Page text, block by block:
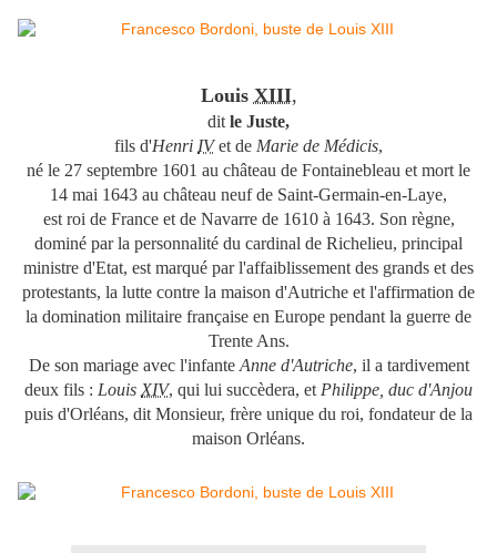
Louis XIII,
dit le Juste,
fils d'Henri IV et de Marie de Médicis,
né le 27 septembre 1601 au château de Fontainebleau et mort le
14 mai 1643 au château neuf de Saint-Germain-en-Laye,
est roi de France et de Navarre de 1610 à 1643. Son règne,
dominé par la personnalité du cardinal de Richelieu, principal
ministre d'Etat, est marqué par l'affaiblissement des grands et des
protestants, la lutte contre la maison d'Autriche et l'affirmation de
la domination militaire française en Europe pendant la guerre de
Trente Ans.
De son mariage avec l'infante Anne d'Autriche, il a tardivement
deux fils : Louis XIV, qui lui succèdera, et Philippe, duc d'Anjou
puis d'Orléans, dit Monsieur, frère unique du roi, fondateur de la
maison Orléans.